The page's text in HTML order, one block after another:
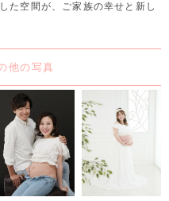
た空間が、ご家族の幸せと新し
他の写真